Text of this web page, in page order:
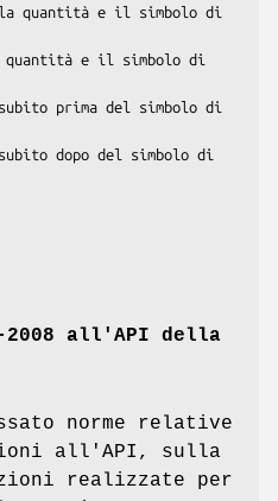
2008 all'API della
norme relative
all'API, sulla
realizzate per